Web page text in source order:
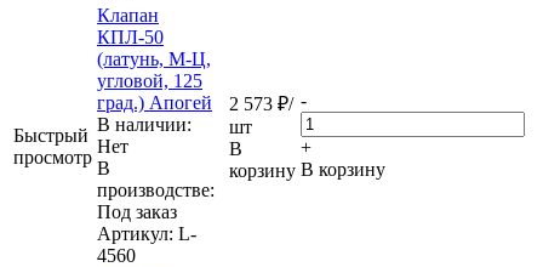
Быстрый
просмотр
Клапан
КПЛ-50
(латунь, М-Ц,
угловой, 125
град.) Апогей
В наличии:
Нет
В
производстве:
Под заказ
Артикул: L-
4560
2 573 ₽/
шт
В
корзину
-
+
В корзину